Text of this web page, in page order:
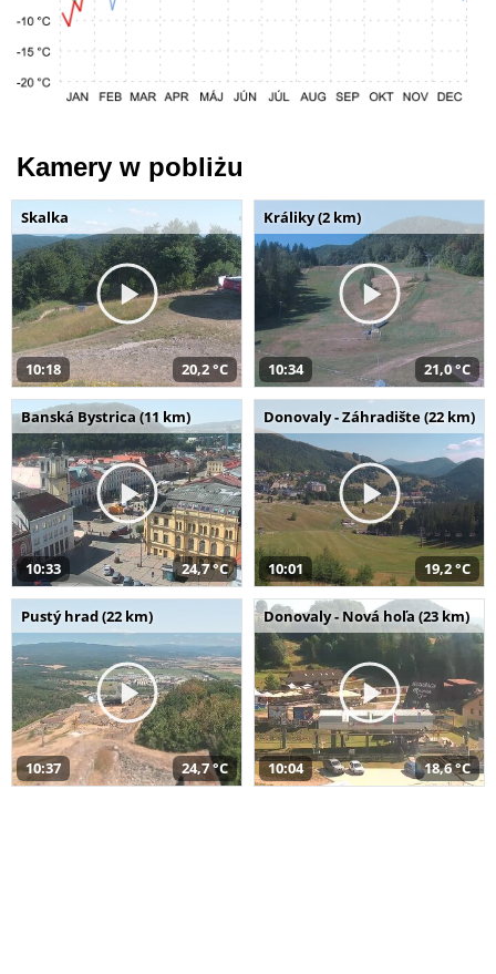
Kamery w pobliżu
Skalka
10:18 20,2 °C
Králiky (2 km)
10:34 21,0 °C
Banská Bystrica (11 km)
10:33 24,7 °C
Donovaly - Záhradište (22 km)
10:01 19,2 °C
Pustý hrad (22 km)
10:37 24,7 °C
Donovaly - Nová hoľa (23 km)
10:04 18,6 °C